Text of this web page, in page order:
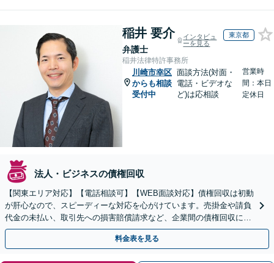
稲井 要介
弁護士
インタビュ
ーを見る
東京都
稲井法律特許事務所
川崎市幸区
からも相談
受付中
面談方法(対面・
電話・ビデオな
ど)は応相談
営業時
間：本日
定休日
法人・ビジネスの債権回収
【関東エリア対応】【電話相談可】【WEB面談対応】債権回収は初動
が肝心なので、スピーディーな対応を心がけています。売掛金や請負
代金の未払い、取引先への損害賠償請求など、企業間の債権回収に幅
広く対応「フリーランスの報酬未払いもご相談ください」
料金表を見る